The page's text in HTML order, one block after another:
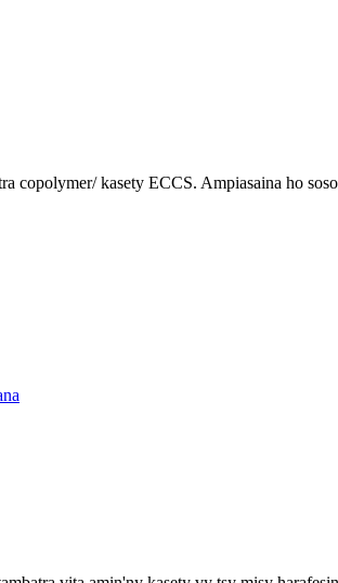
copolymer/ kasety ECCS. Ampiasaina ho